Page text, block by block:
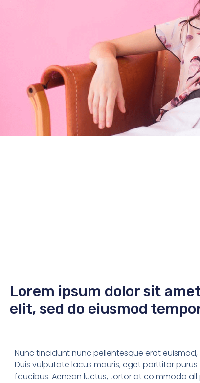
Lorem ipsum dolor sit
elit, sed do eiusmod
Nunc tincidunt nunc pellentesque erat
Duis vulputate lacus mauris, eget porttitor
faucibus. Aenean luctus, tortor at co mmodo